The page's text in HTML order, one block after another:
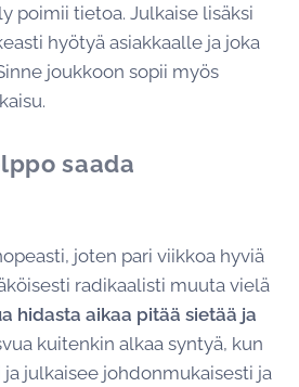
poimii tietoa. Julkaise lisäksi
hyötyä asiakkaalle ja joka
joukkoon sopii myös
saada
joten pari viikkoa hyviä
radikaalisti muuta vielä
hidasta aikaa pitää sietää ja
kuitenkin alkaa syntyä, kun
julkaisee johdonmukaisesti ja